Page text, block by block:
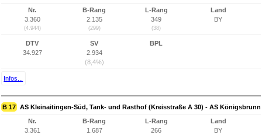
Nr.
3.360
(4.944)
B-Rang
2.135
(299)
L-Rang
349
(38)
Land
BY
DTV
34.927
SV
2.934
(8,4%)
BPL
Infos...
B 17 AS Kleinaitingen-Süd, Tank- und Rasthof (Kreisstraße A 30) - AS Königsbrunn
Nr.
3.361
B-Rang
1.687
L-Rang
266
Land
BY